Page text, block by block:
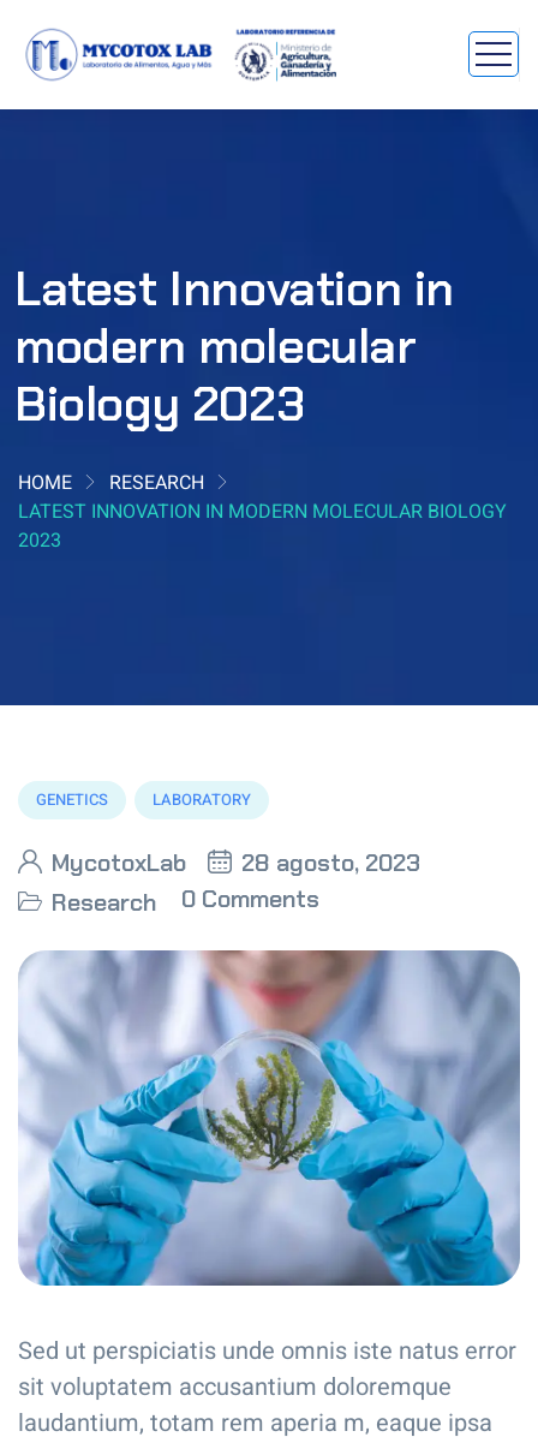
Latest Innovation in
modern molecular
Biology 2023
HOME
RESEARCH
LATEST INNOVATION IN MODERN MOLECULAR BIOLOGY
2023
GENETICS LABORATORY
MycotoxLab
28 agosto, 2023
Research
0 Comments
Sed ut perspiciatis unde omnis iste natus error
sit voluptatem accusantium doloremque
laudantium, totam rem aperia m, eaque ipsa